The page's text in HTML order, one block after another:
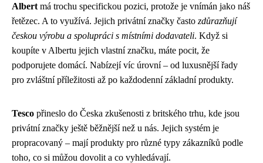
Albert má trochu specifickou pozici, protože je vnímán jako náš
řetězec. A to využívá. Jejich privátní značky často zdůrazňují
českou výrobu a spolupráci s místními dodavateli. Když si
koupíte v Albertu jejich vlastní značku, máte pocit, že
podporujete domácí. Nabízejí víc úrovní – od luxusnější řady
pro zvláštní příležitosti až po každodenní základní produkty.
Tesco přineslo do Česka zkušenosti z britského trhu, kde jsou
privátní značky ještě běžnější než u nás. Jejich systém je
propracovaný – mají produkty pro různé typy zákazníků podle
toho, co si můžou dovolit a co vyhledávají.